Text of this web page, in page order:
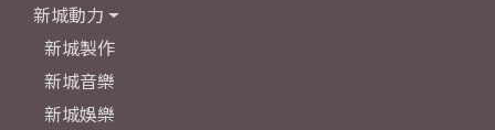
新城動力
新城製作
新城音樂
新城娛樂